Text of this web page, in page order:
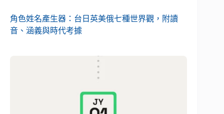
角色姓名產生器：台日英美俄七種世界觀，附讀
音、涵義與時代考據